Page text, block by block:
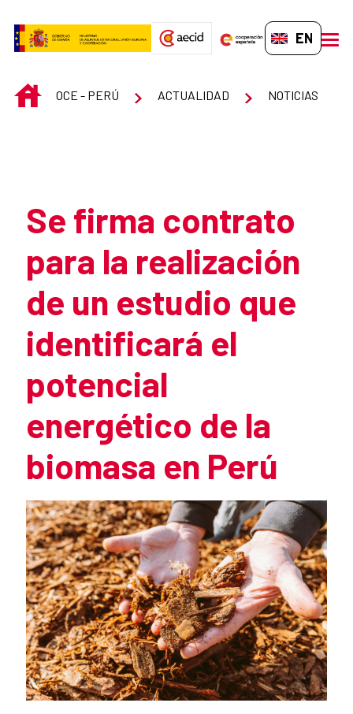
EN-GB
INICIOOCE - PERÚ ACTUALIDAD NOTICIAS
Se firma contrato
para la realización
de un estudio que
identificará el
potencial
energético de la
biomasa en Perú
Summary of the news